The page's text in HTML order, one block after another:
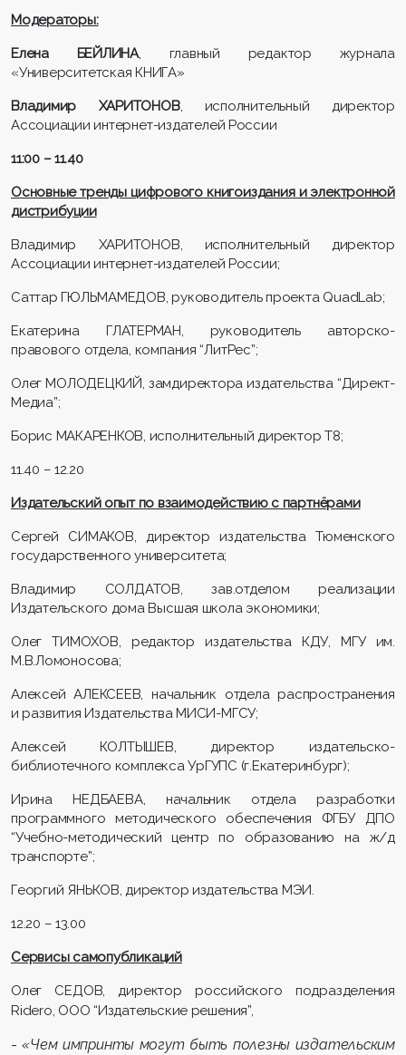
Модераторы:
Елена БЕЙЛИНА, главный редактор журнала
«Университетская КНИГА»
Владимир ХАРИТОНОВ, исполнительный директор
Ассоциации интернет-издателей России
11:00 – 11.40
Основные тренды цифрового книгоиздания и электронной
дистрибуции
Владимир ХАРИТОНОВ, исполнительный директор
Ассоциации интернет-издателей России;
Саттар ГЮЛЬМАМЕДОВ, руководитель проекта QuadLab;
Екатерина ГЛАТЕРМАН, руководитель авторско-
правового отдела, компания “ЛитРес”;
Олег МОЛОДЕЦКИЙ, замдиректора издательства “Директ-
Медиа”;
Борис МАКАРЕНКОВ, исполнительный директор T8;
11.40 – 12.20
Издательский опыт по взаимодействию с партнёрами
Сергей СИМАКОВ, директор издательства Тюменского
государственного университета;
Владимир СОЛДАТОВ, зав.отделом реализации
Издательского дома Высшая школа экономики;
Олег ТИМОХОВ, редактор издательства КДУ, МГУ им.
М.В.Ломоносова;
Алексей АЛЕКСЕЕВ, начальник отдела распространения
и развития Издательства МИСИ-МГСУ;
Алексей КОЛТЫШЕВ, директор издательско-
библиотечного комплекса УрГУПС (г.Екатеринбург);
Ирина НЕДБАЕВА, начальник отдела разработки
программного методического обеспечения ФГБУ ДПО
“Учебно-методический центр по образованию на ж/д
транспорте”;
Георгий ЯНЬКОВ, директор издательства МЭИ.
12.20 – 13.00
Сервисы самопубликаций
Олег СЕДОВ, директор российского подразделения
Ridero, ООО “Издательские решения”,
-«Чем импринты могут быть полезны издательским